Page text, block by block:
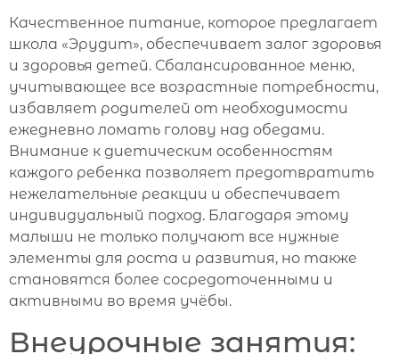
Качественное питание, которое предлагает
школа «Эрудит», обеспечивает залог здоровья
и здоровья детей. Сбалансированное меню,
учитывающее все возрастные потребности,
избавляет родителей от необходимости
ежедневно ломать голову над обедами.
Внимание к диетическим особенностям
каждого ребенка позволяет предотвратить
нежелательные реакции и обеспечивает
индивидуальный подход. Благодаря этому
малыши не только получают все нужные
элементы для роста и развития, но также
становятся более сосредоточенными и
активными во время учёбы.
Внеурочные занятия: